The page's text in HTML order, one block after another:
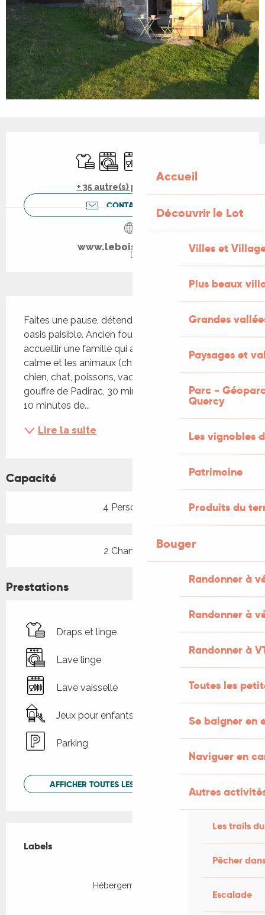
Accueil
Découvrir le Lot
Villes et
Plus beaux
Grandes
Paysages et
Parc -
Quercy
Les vignobles
Patrimoine
Produits du
Bouger
Randonner à
Randonner à
Randonner à
Toutes les
Se baigner en
Naviguer en
Autres
Les trails
Pêcher
Escalade
Draps et linge
Lave lingeLave vaisselle
+ 35 autre(s) prestation(s)
CONTACTEZ-NOUS
www.leboisdelafon.fr
Faites une pause, détendez-vous dans cette
oasis paisible. Ancien fournil aménagé pour
accueillir une famille qui apprécie la nature, le
calme et les animaux (chèvres naines, poules,
chien, chat, poissons, vaches...) . À 20 minutes du
gouffre de Padirac, 30 minutes de Rocamadour,
10 minutes de...
Lire la suite
Capacité
4 Personne(s)
2 Chambre(s)
Prestations
Draps et linge
Lave linge
Lave vaisselle
Jeux pour enfants / Espace jeux
Parking
AFFICHER TOUTES LES PRESTATIONS
Labels
Labels
Hébergement Pêche